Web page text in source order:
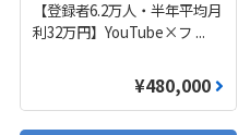
【登録者6.2万人・半年平均月
利32万円】YouTube×フ ...
¥480,000